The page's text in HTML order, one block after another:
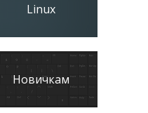
Linux
Новичкам